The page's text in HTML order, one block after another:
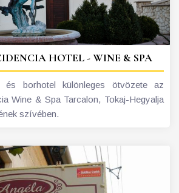
HOTEL - WINE & SPA
és borhotel különleges ötvözete az
Wine & Spa Tarcalon, Tokaj-Hegyalja
szívében.